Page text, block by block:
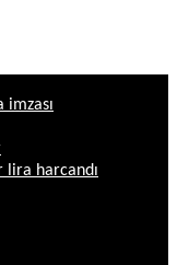
lira harcandı